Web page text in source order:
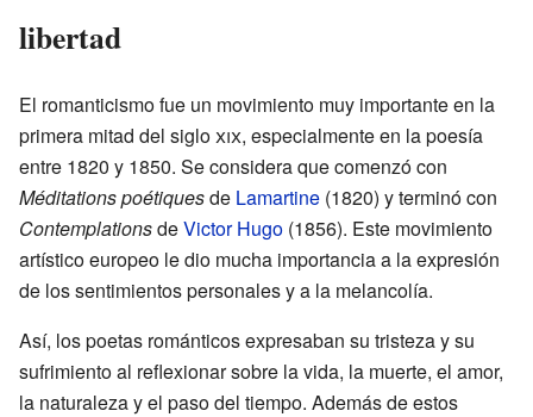
libertad
El romanticismo fue un movimiento muy importante en la
primera mitad del sigloxix, especialmente en la poesía
entre 1820 y 1850. Se considera que comenzó con
Méditations poétiquesde Lamartine (1820) y terminó con
ContemplationsdeVictor Hugo (1856). Este movimiento
artístico europeo le dio mucha importancia a la expresión
de los sentimientos personales y a la melancolía.
Así, los poetas románticos expresaban su tristeza y su
sufrimiento al reflexionar sobre la vida, la muerte, el amor,
la naturaleza y el paso del tiempo. Además de estos